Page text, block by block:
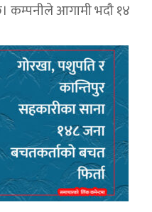
कम्पनीले आगामी भदौ १४